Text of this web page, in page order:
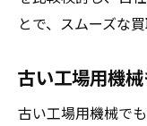
とで、スムーズな
古い工場用機
古い工場用機械で